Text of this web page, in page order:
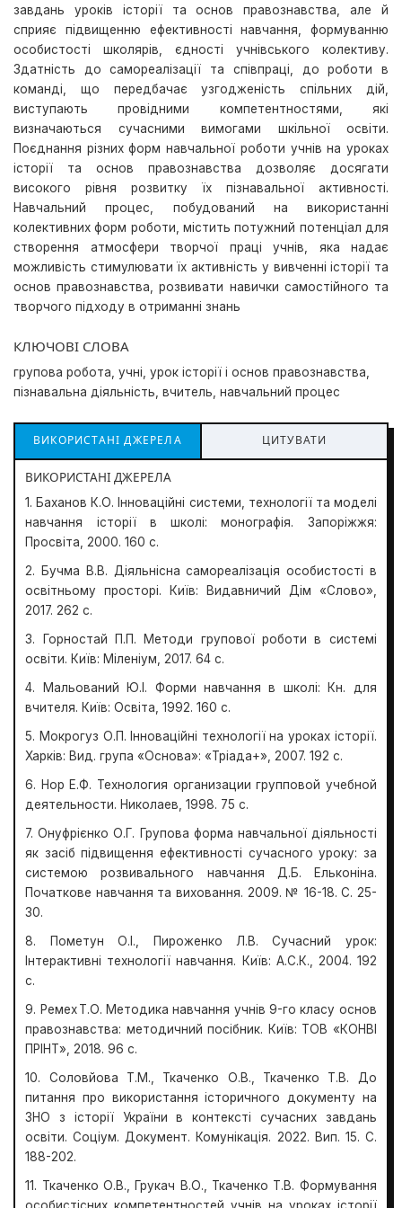
завдань уроків історії та основ правознавства, але й
сприяє підвищенню ефективності навчання, формуванню
особистості школярів, єдності учнівського колективу.
Здатність до самореалізації та співпраці, до роботи в
команді, що передбачає узгодженість спільних дій,
виступають провідними компетентностями, які
визначаються сучасними вимогами шкільної освіти.
Поєднання різних форм навчальної роботи учнів на уроках
історії та основ правознавства дозволяє досягати
високого рівня розвитку їх пізнавальної активності.
Навчальний процес, побудований на використанні
колективних форм роботи, містить потужний потенціал для
створення атмосфери творчої праці учнів, яка надає
можливість стимулювати їх активність у вивченні історії та
основ правознавства, розвивати навички самостійного та
творчого підходу в отриманні знань
КЛЮЧОВІ СЛОВА
групова робота, учні, урок історії і основ правознавства,
пізнавальна діяльність, вчитель, навчальний процес
ВИКОРИСТАНІ ДЖЕРЕЛА ЦИТУВАТИ
ВИКОРИСТАНІ ДЖЕРЕЛА
1. Баханов К.О. Інноваційні системи, технології та моделі
навчання історії в школі: монографія. Запоріжжя:
Просвіта, 2000. 160 с.
2. Бучма В.В. Діяльнісна самореалізація особистості в
освітньому просторі. Київ: Видавничий Дім «Слово»,
2017. 262 с.
3. Горностай П.П. Методи групової роботи в системі
освіти. Київ: Міленіум, 2017. 64 с.
4. Мальований Ю.І. Форми навчання в школі: Кн. для
вчителя. Київ: Освіта, 1992. 160 с.
5. Мокрогуз О.П. Інноваційні технології на уроках історії.
Харків: Вид. група «Основа»: «Тріада+», 2007. 192 с.
6. Нор Е.Ф. Технология организации групповой учебной
деятельности. Николаев, 1998. 75 с.
7. Онуфрієнко О.Г. Групова форма навчальної діяльності
як засіб підвищення ефективності сучасного уроку: за
системою розвивального навчання Д.Б. Ельконіна.
Початкове навчання та виховання. 2009. № 16-18. С. 25-
30.
8. Пометун О.І., Пироженко Л.В. Сучасний урок:
Інтерактивні технології навчання. Київ: А.С.К., 2004. 192
с.
9. Ремех Т.О. Методика навчання учнів 9-го класу основ
правознавства: методичний посібник. Київ: ТОВ «КОНВІ
ПРІНТ», 2018. 96 с.
10. Соловйова Т.М., Ткаченко О.В., Ткаченко Т.В. До
питання про використання історичного документу на
ЗНО з історії України в контексті сучасних завдань
освіти. Соціум. Документ. Комунікація. 2022. Вип. 15. С.
188-202.
11. Ткаченко О.В., Грукач В.О., Ткаченко Т.В. Формування